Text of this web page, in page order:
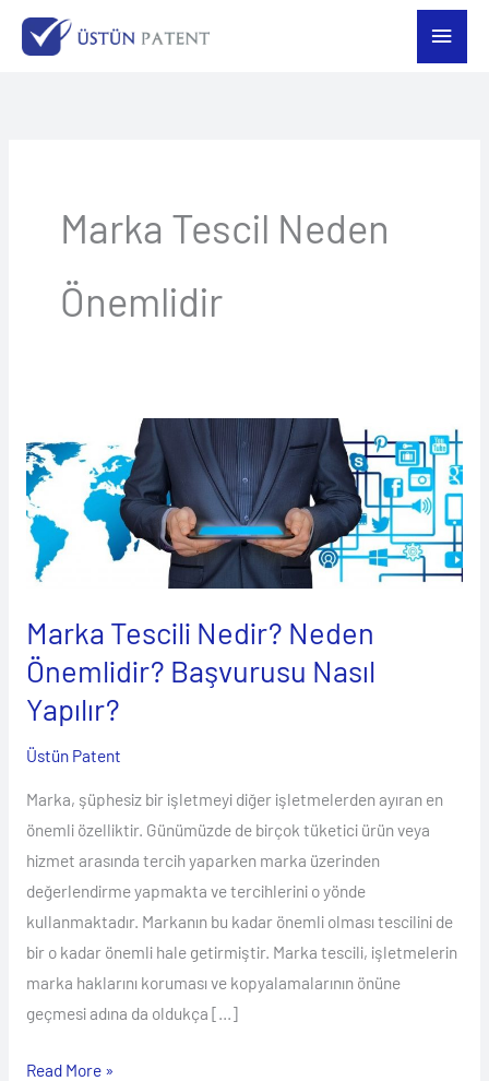
İçeriğe
atla
Ana
Marka Tescil Neden
Önemlidir
Marka Tescili Nedir? Neden
Önemlidir? Başvurusu Nasıl
Yapılır?
Üstün Patent
Marka, şüphesiz bir işletmeyi diğer işletmelerden ayıran en
önemli özelliktir. Günümüzde de birçok tüketici ürün veya
hizmet arasında tercih yaparken marka üzerinden
değerlendirme yapmakta ve tercihlerini o yönde
kullanmaktadır. Markanın bu kadar önemli olması tescilini de
bir o kadar önemli hale getirmiştir. Marka tescili, işletmelerin
marka haklarını koruması ve kopyalamalarının önüne
geçmesi adına da oldukça […]
Tescili
Nedir?
Neden
Önemlidir?
Başvurusu
Yapılır?
Read More »